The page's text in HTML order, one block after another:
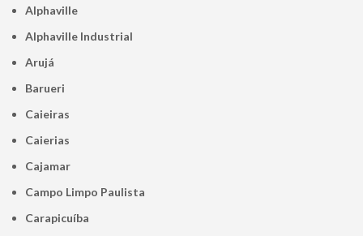
Alphaville
Alphaville Industrial
Arujá
Barueri
Caieiras
Caierias
Cajamar
Campo Limpo Paulista
Carapicuíba